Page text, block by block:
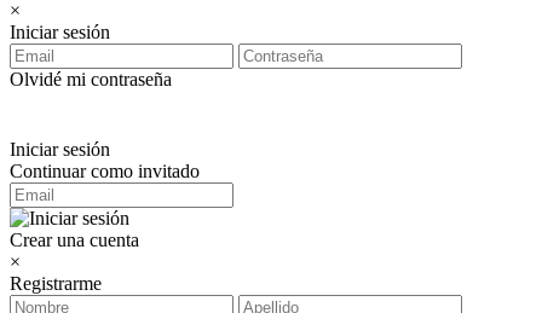
×
Iniciar sesión
Olvidé mi contraseña
Iniciar sesión
Continuar como invitado
Crear una cuenta
×
Registrarme